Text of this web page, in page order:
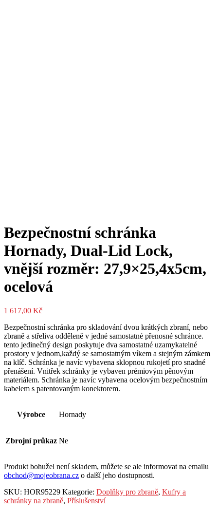
Bezpečnostní schránka
Hornady, Dual-Lid Lock,
vnější rozměr: 27,9×25,4x5cm,
ocelová
1 617,00 Kč
Bezpečnostní schránka pro skladování dvou krátkých zbraní, nebo
zbraně a střeliva odděleně v jedné samostatné přenosné schránce.
tento jedinečný design poskytuje dva samostatné uzamykatelné
prostory v jednom,každý se samostatným víkem a stejným zámkem
na klíč. Schránka je navíc vybavena sklopnou rukojetí pro snadné
přenášení. Vnitřek schránky je vybaven prémiovým pěnovým
materiálem. Schránka je navíc vybavena ocelovým bezpečnostním
kabelem s patentovaným konektorem.
Výrobce Hornady
Zbrojní průkaz Ne
Produkt bohužel není skladem, můžete se ale informovat na emailu
obchod@mojeobrana.cz o další jeho dostupnosti.
SKU: HOR95229 Kategorie: Doplňky pro zbraně, Kufry a
schránky na zbraně, Příslušenství